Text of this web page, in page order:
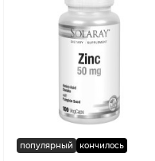
популярный кончилось